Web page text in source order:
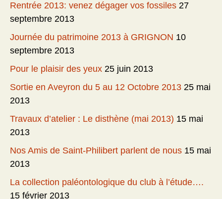
Rentrée 2013: venez dégager vos fossiles 27
septembre 2013
Journée du patrimoine 2013 à GRIGNON 10
septembre 2013
Pour le plaisir des yeux 25 juin 2013
Sortie en Aveyron du 5 au 12 Octobre 2013 25 mai
2013
Travaux d’atelier : Le disthène (mai 2013) 15 mai
2013
Nos Amis de Saint-Philibert parlent de nous 15 mai
2013
La collection paléontologique du club à l’étude….
15 février 2013